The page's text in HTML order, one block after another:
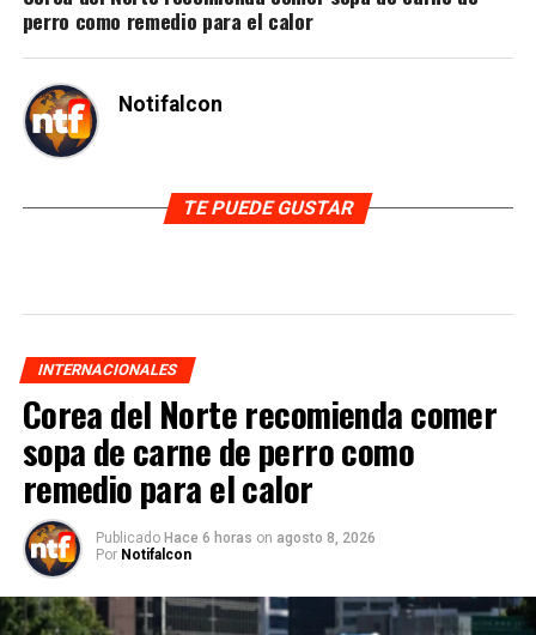
perro como remedio para el calor
Notifalcon
TE PUEDE GUSTAR
INTERNACIONALES
Corea del Norte recomienda comer
sopa de carne de perro como
remedio para el calor
Publicado Hace 6 horas on agosto 8, 2026
Por Notifalcon